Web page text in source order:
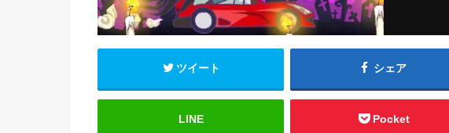
ツイート シェア
LINE Pocket